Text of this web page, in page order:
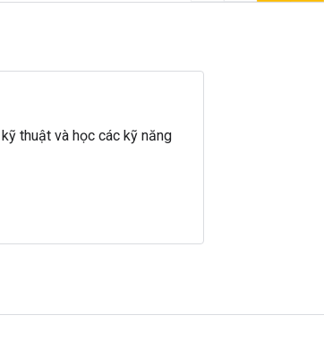
thuật và học các kỹ năng